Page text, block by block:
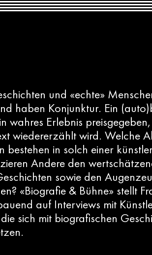
und «echte»
haben Konjunktur. Ein
wahres Erlebnis
wiedererzählt wird. Welche
bestehen in solch einer
Andere den
sowie den
«Biografie & Bühne» stellt
auf Interviews mit
sich mit biografischen